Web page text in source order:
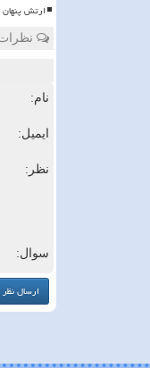
ارتش پنهان
نام:
ایمیل:
نظر:
سوال: